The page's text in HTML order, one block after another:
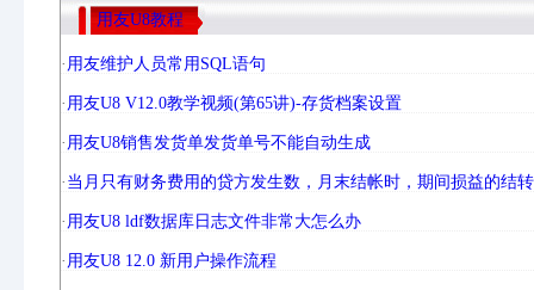
用友U8教程
· 用友维护人员常用SQL语句
· 用友U8 V12.0教学视频(第65讲)-存货档案设置
· 用友U8销售发货单发货单号不能自动生成
· 当月只有财务费用的贷方发生数，月末结帐时，期间损益的结
· 用友U8 ldf数据库日志文件非常大怎么办
· 用友U8 12.0 新用户操作流程